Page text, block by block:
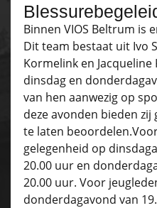
Binnen VIOS Beltrum is
Dit team bestaat uit Ivo
Kormelink en
dinsdag en
van hen aanwezig op
deze avonden bieden
te laten
gelegenheid op
20.00 uur en
20.00 uur. Voor
donderdagavond van